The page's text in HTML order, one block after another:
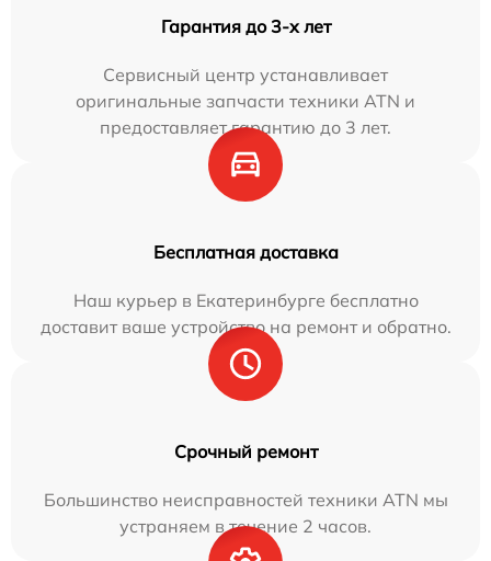
Гарантия до 3-х лет
Сервисный центр устанавливает
оригинальные запчасти техники ATN и
предоставляет гарантию до 3 лет.
Бесплатная доставка
Наш курьер в Екатеринбурге бесплатно
доставит ваше устройство на ремонт и обратно.
Срочный ремонт
Большинство неисправностей техники ATN мы
устраняем в течение 2 часов.